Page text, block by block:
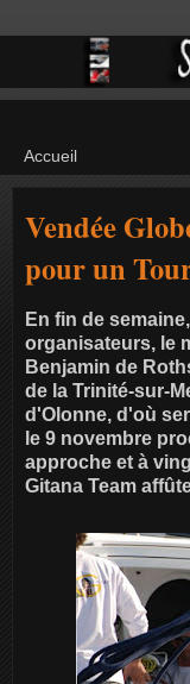
Vendée
pour un
En fin de
organisateurs, le
Benjamin de
de la Trinité-sur-
d'Olonne, d'où
le 9 novembre
approche et à
Gitana Team